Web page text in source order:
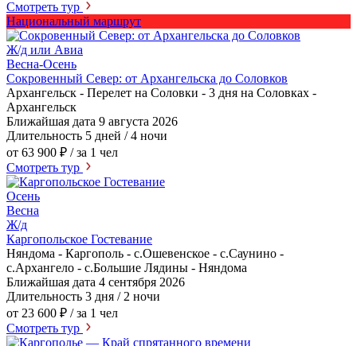
Смотреть тур
Национальный маршрут
Ж/д или Авиа
Весна-Осень
Сокровенный Север: от Архангельска до Соловков
Архангельск - Перелет на Соловки - 3 дня на Соловках -
Архангельск
Ближайшая дата 9 августа 2026
Длительность 5 дней / 4 ночи
от 63 900 ₽ / за 1 чел
Смотреть тур
Осень
Весна
Ж/д
Каргопольское Гостевание
Няндома - Каргополь - с.Ошевенское - с.Саунино -
с.Архангело - с.Большие Лядины - Няндома
Ближайшая дата 4 сентября 2026
Длительность 3 дня / 2 ночи
от 23 600 ₽ / за 1 чел
Смотреть тур